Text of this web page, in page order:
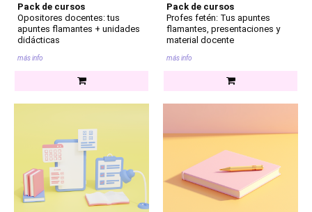
Pack de cursos
Opositores docentes: tus
apuntes flamantes + unidades
didácticas
más info
Pack de cursos
Profes fetén: Tus apuntes
flamantes, presentaciones y
material docente
más info